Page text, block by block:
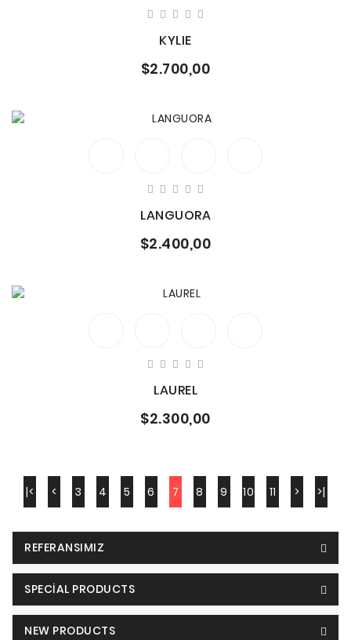
KYLIE
$2.700,00
LANGUORA
$2.400,00
LAUREL
$2.300,00
|< < 3 4 5 6 7 8 9 10 11 > >|
REFERANSIMIZ
SPECIAL PRODUCTS
NEW PRODUCTS